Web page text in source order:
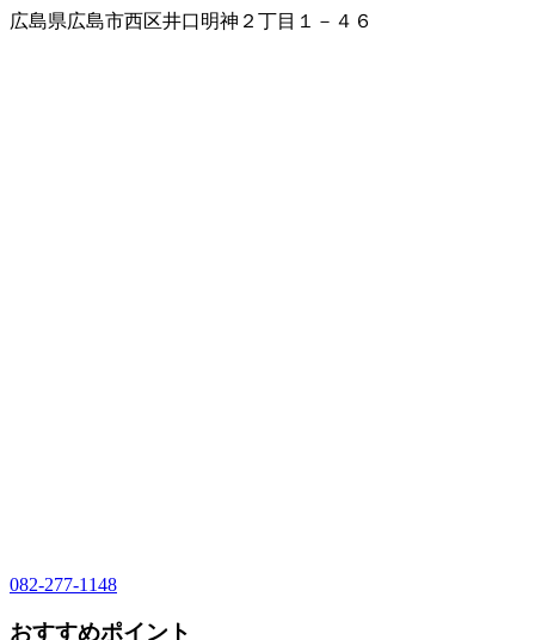
広島県広島市西区井口明神２丁目１－４６
082-277-1148
おすすめポイント